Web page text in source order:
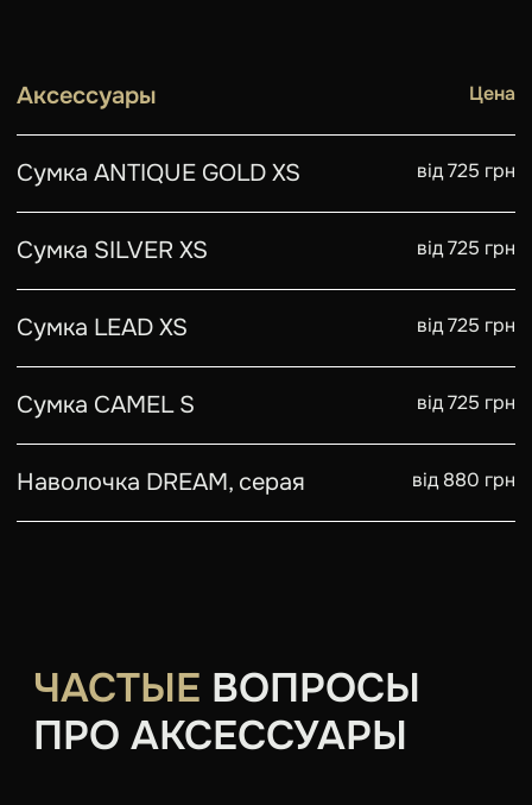
Аксессуары Цена
Сумка ANTIQUE GOLD XS від 725 грн
Сумка SILVER XS від 725 грн
Сумка LEAD XS від 725 грн
Сумка CAMEL S від 725 грн
Наволочка DREAM, серая від 880 грн
ЧАСТЫЕ ВОПРОСЫ
ПРО АКСЕССУАРЫ